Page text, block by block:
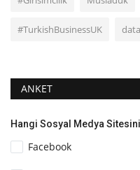
#TurkishBusinessUK
ANKET
Hangi Sosyal Medya
Facebook